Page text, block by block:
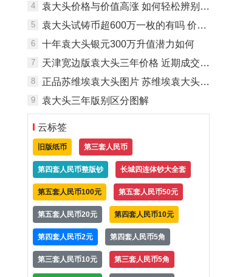
4 袁大头价格与价值高涨 如何轻松辨别真假袁大头？
5 袁大头试铸币超600万一枚的有吗 价格大概多少
6 十年袁大头银元300万升值潜力如何
7 天津宽边版袁大头三年价格 近期成交汇总记录
8 正品苏维埃袁大头图片 苏维埃袁大头最新收藏价
9 袁大头三年版别区分图解
云标签
旧版纸币 第三套人民币
第四套人民币整版钞 长城四连体钞大全套
第五套人民币100元 第五套人民币50元
第五套人民币20元 第四套人民币10元
第四套人民币2元 第四套人民币5角
第三套人民币10元 第三套人民币5角